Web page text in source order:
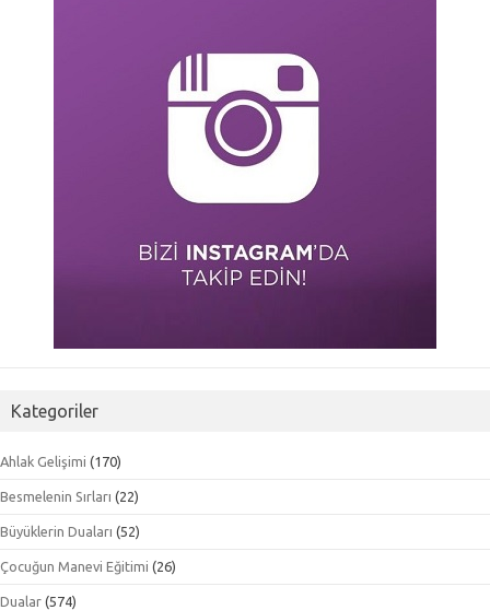
Kategoriler
Ahlak Gelişimi (170)
Besmelenin Sırları (22)
Büyüklerin Duaları (52)
Çocuğun Manevi Eğitimi (26)
Dualar (574)